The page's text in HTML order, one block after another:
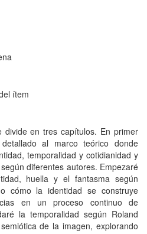
ítem
divide en tres capítulos. En primer
al marco teórico donde
temporalidad y cotidianidad y
diferentes autores. Empezaré
huella y el fantasma según
cómo la identidad se construye
en un proceso continuo de
la temporalidad según Roland
de la imagen, explorando